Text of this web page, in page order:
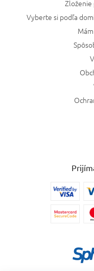
Zloženie
Vyberte si podľa